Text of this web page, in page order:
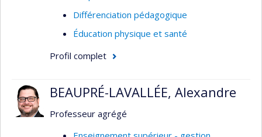
innovations du numérique et des solutions
basées sur l’IA en éducation pour la gestion et
l’administration scolaire et universitaire, en
mettant l’accent sur leur impact sur la prise de
l’efficacité des organisations et la réussite
éducative.
Le développement professionnel des
directions d’écoles
Différenciation pédagogique
Éducation physique et santé
Profil complet
BEAUPRÉ-LAVALLÉE, Alexandre
Professeur agrégé